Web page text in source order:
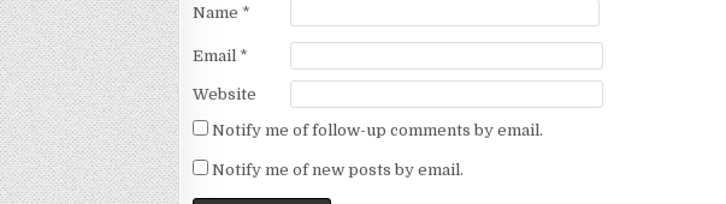
Name *
Email *
Website
Notify me of follow-up comments by email.
Notify me of new posts by email.